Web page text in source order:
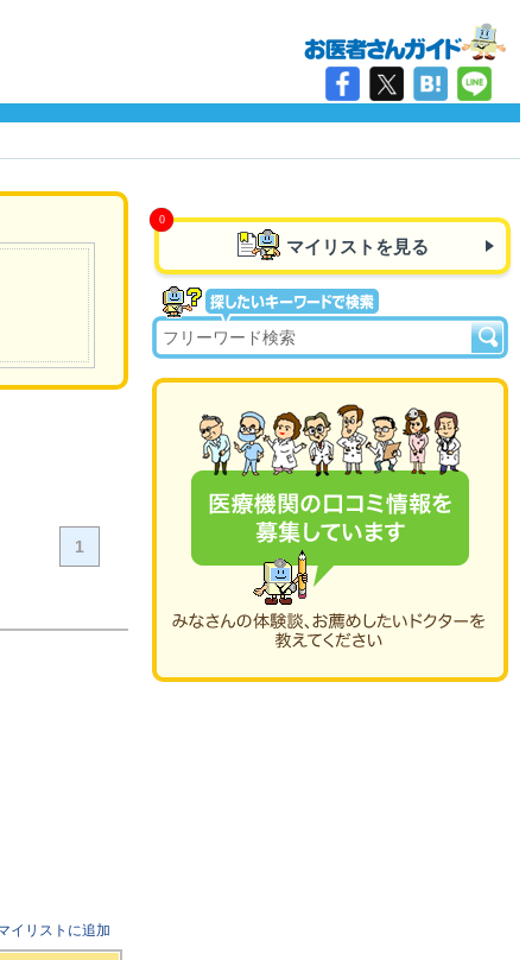
1
イリストに追加
マイリストを見る